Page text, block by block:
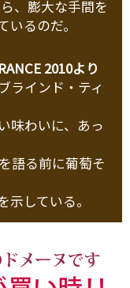
、膨大な手間を
るのだ。
2010より
ラインド・ティ
味わいに、あっ
語る前に葡萄そ
している。